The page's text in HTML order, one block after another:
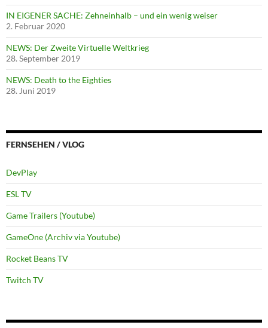
IN EIGENER SACHE: Zehneinhalb – und ein wenig weiser
2. Februar 2020
NEWS: Der Zweite Virtuelle Weltkrieg
28. September 2019
NEWS: Death to the Eighties
28. Juni 2019
FERNSEHEN / VLOG
DevPlay
ESL TV
Game Trailers (Youtube)
GameOne (Archiv via Youtube)
Rocket Beans TV
Twitch TV